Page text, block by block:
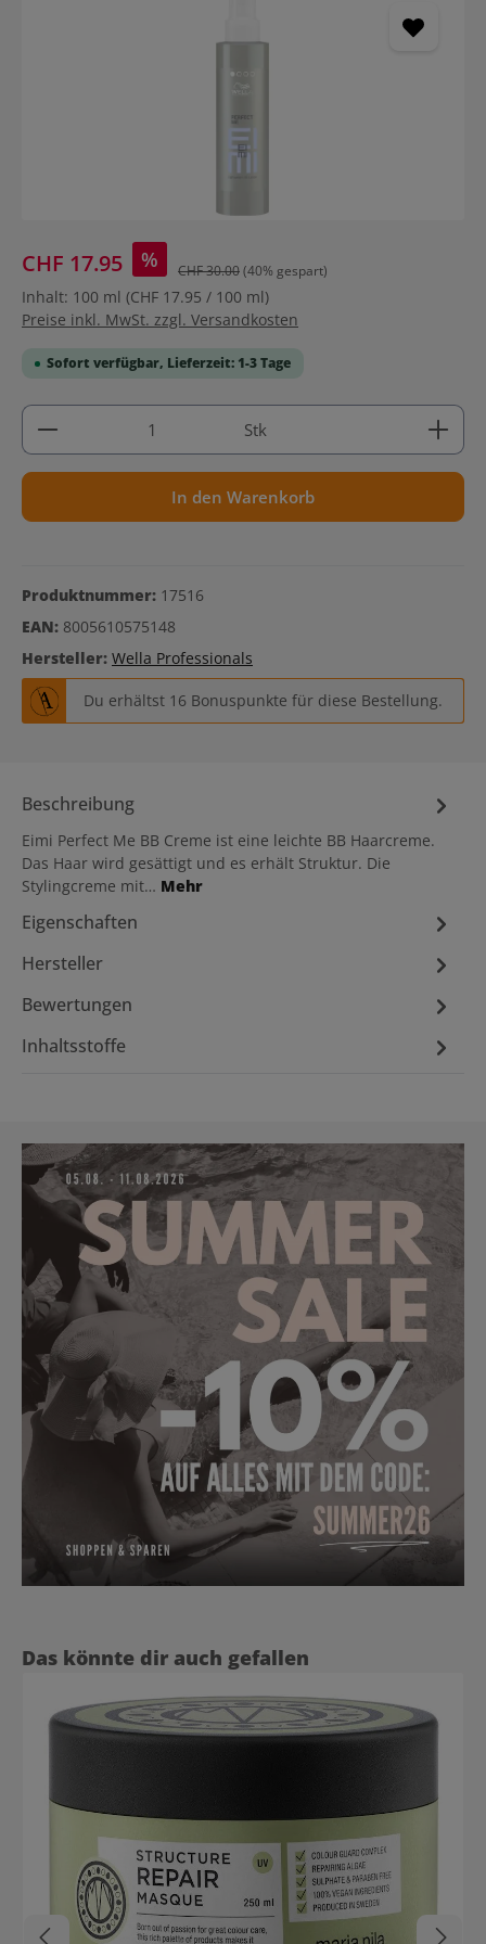
CHF 17.95 % CHF 30.00(40% gespart)
Inhalt: 100 ml (CHF 17.95 / 100 ml)
Preise inkl. MwSt. zzgl. Versandkosten
Sofort verfügbar, Lieferzeit: 1-3 Tage
Produkt Anzahl: Gib den gewünschten Wert ein
Stk
In den Warenkorb
Produktnummer: 17516
EAN: 8005610575148
Hersteller: Wella Professionals
Du erhältst 16 Bonuspunkte für diese Bestellung.
Beschreibung
Eimi Perfect Me BB Creme ist eine leichte BB Haarcreme.
Das Haar wird gesättigt und es erhält Struktur. Die
Stylingcreme mit… Mehr
Eigenschaften
Hersteller
Bewertungen
Inhaltsstoffe
Produktgalerie überspringen
Das könnte dir auch gefallen